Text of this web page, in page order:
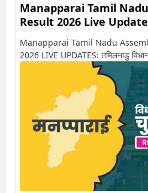
Manapparai Tamil
Result 2026 Live
Manapparai Tamil Nadu
2026 LIVE UPDATES: तमिलनाडु
अगले कुछ ही देर में शुरू होने वाली है. यहां
कौन पीछे से लेकर किस तरफ जा रहें है
रही हर एक हलचल की अपडेट वो भी रियल